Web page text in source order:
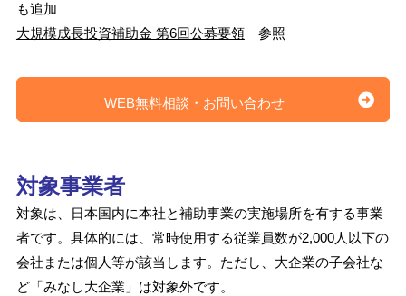
も追加
大規模成長投資補助金 第6回公募要領参照
WEB無料相談・お問い合わせ
対象事業者
対象は、日本国内に本社と補助事業の実施場所を有する事業
者です。具体的には、常時使用する従業員数が2,000人以下の
会社または個人等が該当します。ただし、大企業の子会社な
ど「みなし大企業」は対象外です。